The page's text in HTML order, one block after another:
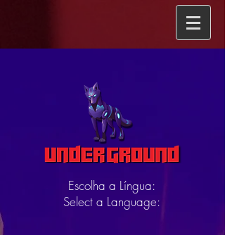
Escolha a Língua:
Select a Language: